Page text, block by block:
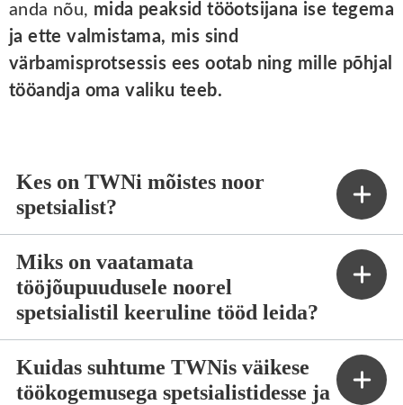
anda nõu, mida peaksid tööotsijana ise tegema
ja ette valmistama, mis sind
värbamisprotsessis ees ootab ning mille põhjal
tööandja oma valiku teeb.
Kes on TWNi mõistes noor
spetsialist?
Miks on vaatamata
tööjõupuudusele noorel
spetsialistil keeruline tööd leida?
Kuidas suhtume TWNis väikese
töökogemusega spetsialistidesse ja